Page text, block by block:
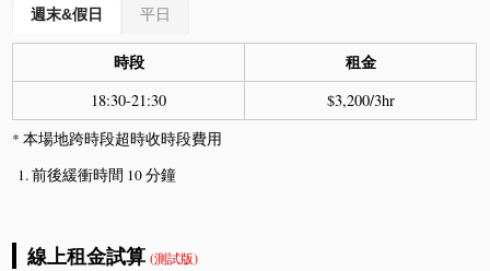
週末&假日 平日
時段 租金
18:30-21:30 $3,200/3hr
* 本場地跨時段超時收時段費用
前後緩衝時間 10 分鐘
線上租金試算(測試版)